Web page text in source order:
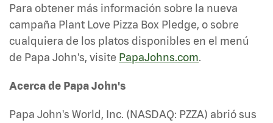
Para obtener más información sobre la nueva
campaña Plant Love Pizza Box Pledge, o sobre
cualquiera de los platos disponibles en el menú
de Papa John's, visite PapaJohns.com.
Acerca de Papa John's
Papa John's World, Inc. (NASDAQ: PZZA) abrió sus